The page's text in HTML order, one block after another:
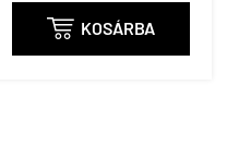
 KOSÁRBA